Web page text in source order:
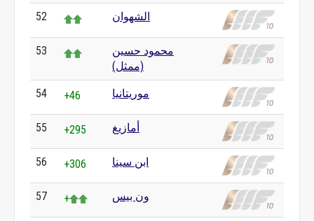
52 الشهوان
53
محمود حسين
(ممثل)
54 +46 موريتانيا
55 +295 أمازيغ
56 +306 ابن سينا
57 + ون بيس